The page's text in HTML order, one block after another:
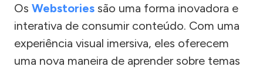
Os Webstories são uma forma inovadora e
interativa de consumir conteúdo. Com uma
experiência visual imersiva, eles oferecem
uma nova maneira de aprender sobre temas